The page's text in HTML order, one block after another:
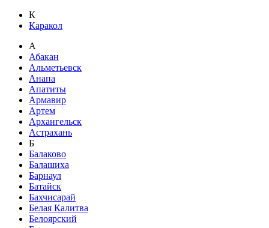
К
Каракол
А
Абакан
Альметьевск
Анапа
Апатиты
Армавир
Артем
Архангельск
Астрахань
Б
Балаково
Балашиха
Барнаул
Батайск
Бахчисарай
Белая Калитва
Белоярский